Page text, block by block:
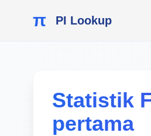
π PI Lookup
Statistik
pertama